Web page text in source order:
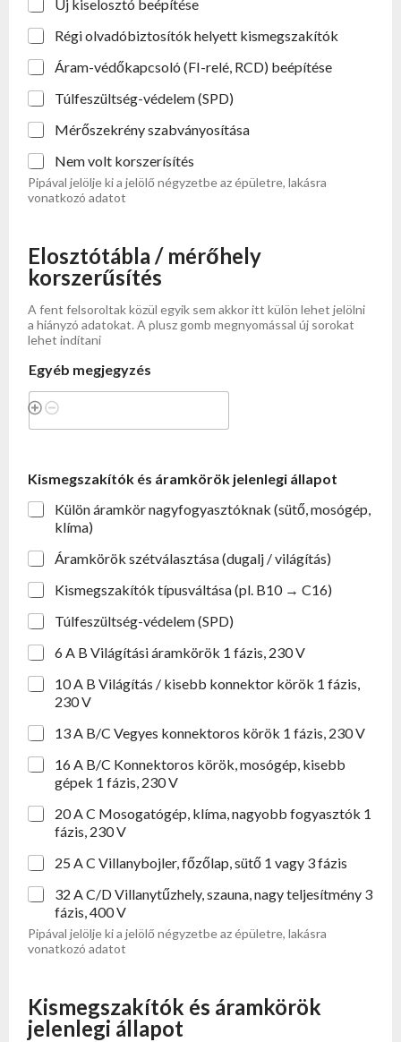
Új kiselosztó beépítése
Régi olvadóbiztosítók helyett kismegszakítók
Áram-védőkapcsoló (FI-relé, RCD) beépítése
Túlfeszültség-védelem (SPD)
Mérőszekrény szabványosítása
Nem volt korszerísítés
Pipával jelölje ki a jelölő négyzetbe az épületre, lakásra
vonatkozó adatot
Elosztótábla / mérőhely
korszerűsítés
A fent felsoroltak közül egyik sem akkor itt külön lehet jelölni
a hiányzó adatokat. A plusz gomb megnyomással új sorokat
lehet indítani
Egyéb megjegyzés
Kismegszakítók és áramkörök jelenlegi állapot
Külön áramkör nagyfogyasztóknak (sütő, mosógép,
klíma)
Áramkörök szétválasztása (dugalj / világítás)
Kismegszakítók típusváltása (pl. B10 → C16)
Túlfeszültség-védelem (SPD)
6 A B Világítási áramkörök 1 fázis, 230 V
10 A B Világítás / kisebb konnektor körök 1 fázis,
230 V
13 A B/C Vegyes konnektoros körök 1 fázis, 230 V
16 A B/C Konnektoros körök, mosógép, kisebb
gépek 1 fázis, 230 V
20 A C Mosogatógép, klíma, nagyobb fogyasztók 1
fázis, 230 V
25 A C Villanybojler, főzőlap, sütő 1 vagy 3 fázis
32 A C/D Villanytűzhely, szauna, nagy teljesítmény 3
fázis, 400 V
Pipával jelölje ki a jelölő négyzetbe az épületre, lakásra
vonatkozó adatot
Kismegszakítók és áramkörök
jelenlegi állapot